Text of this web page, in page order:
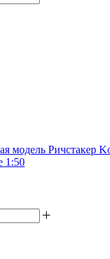
модель Ричстакер
1:50